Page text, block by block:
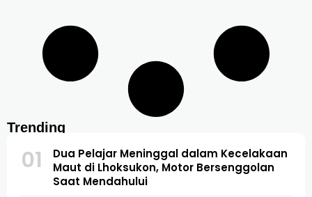
Trending
01
Dua Pelajar Meninggal dalam Kecelakaan
Maut di Lhoksukon, Motor Bersenggolan
Saat Mendahului